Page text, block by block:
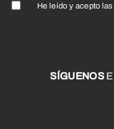
He leído y acepto las
SÍGUENOS